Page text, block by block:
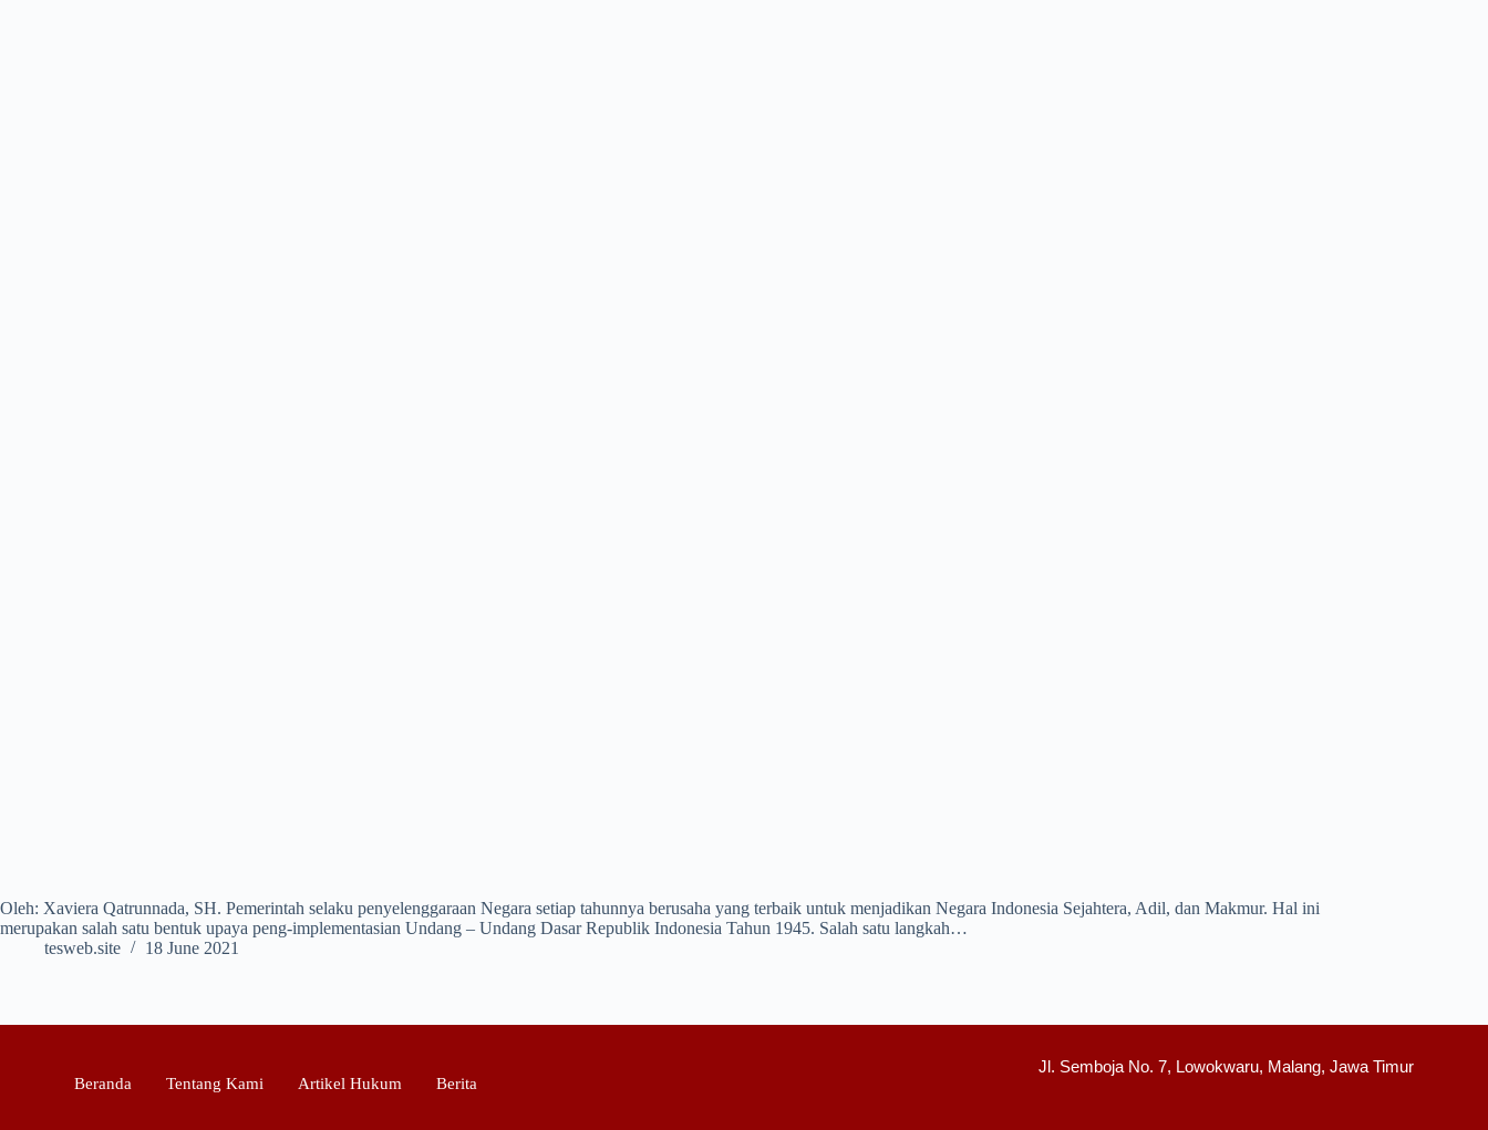
Oleh: Xaviera Qatrunnada, SH. Pemerintah selaku penyelenggaraan Negara setiap tahunnya berusaha yang terbaik untuk menjadikan Negara Indonesia Sejahtera, Adil, dan Makmur. Hal ini
merupakan salah satu bentuk upaya peng-implementasian Undang – Undang Dasar Republik Indonesia Tahun 1945. Salah satu langkah…
tesweb.site
18 June 2021
Beranda Tentang Kami Artikel Hukum Berita
Jl. Semboja No. 7, Lowokwaru, Malang, Jawa Timur